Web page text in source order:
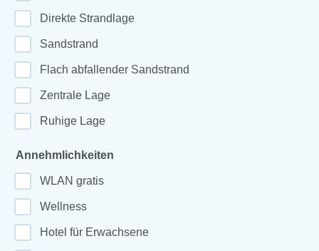
Direkte Strandlage
Sandstrand
Flach abfallender Sandstrand
Zentrale Lage
Ruhige Lage
Annehmlichkeiten
WLAN gratis
Wellness
Hotel für Erwachsene